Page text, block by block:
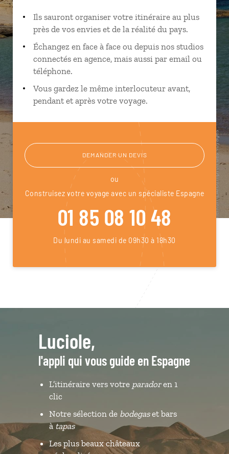
Ils sauront organiser votre itinéraire au plus
près de vos envies et de la réalité du pays.
Échangez en face à face ou depuis nos studios
connectés en agence, mais aussi par email ou
téléphone.
Vous gardez le même interlocuteur avant,
pendant et après votre voyage.
DEMANDER UN DEVIS
ou
Construisez votre voyage avec un spécialiste Espagne
01 85 08 10 48
Du lundi au samedi de 09h30 à 18h30
Luciole,
l'appli qui vous guide en Espagne
L’itinéraire vers votre paradoren 1
clic
Notre sélection de bodegaset bars
àtapas
Les plus beaux châteaux